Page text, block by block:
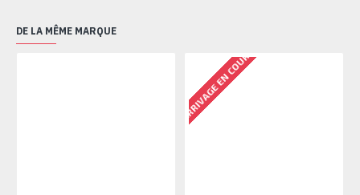
DE LA MÊME MARQUE
ARRIVAGE EN COURS